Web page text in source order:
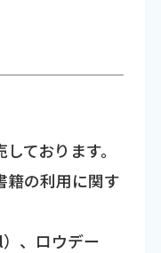
ております。
籍の利用に関す
、ロウデー